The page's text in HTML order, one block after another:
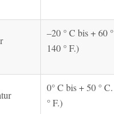
–20 ° C bis + 60
140 ° F.)
0° C bis + 50 °
° F.)